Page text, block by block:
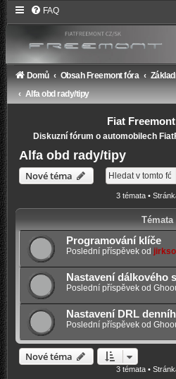
FAQ
Domů Obsah Freemont fóra
Alfa obd rady/tipy
Fiat
Diskuzní fórum o automobilech
Alfa obd rady/tipy
Nové téma
3 témata •
Témata
Programování klíče
Poslední příspěvek od
Nastavení dálkového
Poslední příspěvek od
Nastavení DRL
Poslední příspěvek od
Nové téma
3 témata •